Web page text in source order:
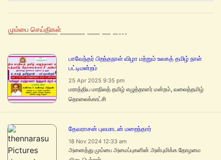
மும்பை செய்திகள்
பாவேந்தர் பிறந்தநாள் விழா மற்றும் உலகத் தமிழ் நாள்
பட்டிமன்றம்
25 Apr 2025 9:35 pm
மராத்திய மாநிலத் தமிழ் எழுத்தாளர் மன்றம், வலைத்தமிழ்
தொலைக்காட்சி
தேவராசன் புலமாடன் மறைந்தார்
18 Nov 2024 12:33 am
அனைத்து மும்பை அமைப்புகளின் அன்புமிக்க தோழமை